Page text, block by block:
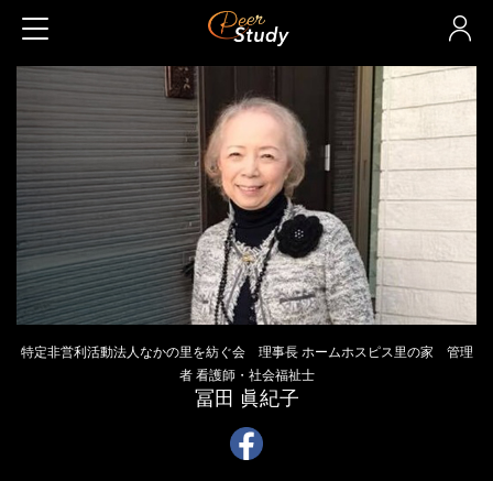
特定非営利活動法人なかの里を紡ぐ会 理事長 ホームホスピス里の家 管理
者 看護師・社会福祉士
冨田 眞紀子